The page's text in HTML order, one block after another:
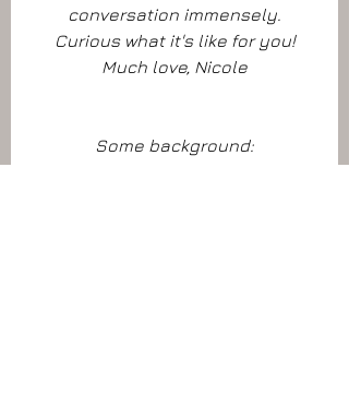
conversation immensely.
Curious what it's like for you!
Much love, Nicole
Some background: